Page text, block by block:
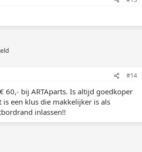
#14
60,- bij ARTAparts. Is altijd goedkoper
is een klus die makkelijker is als
inlassen!!